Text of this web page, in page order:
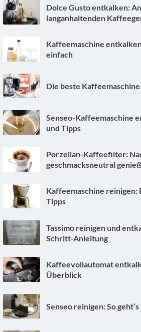
Dolce Gusto entkalken:
langanhaltenden
Kaffeemaschine
einfach
Die beste Kaffeemaschine
Senseo-Kaffeemaschine
und Tipps
Porzellan-Kaffeefilter:
geschmacksneutral
Kaffeemaschine reinigen:
Tipps
Tassimo reinigen und
Schritt-Anleitung
Kaffeevollautomat
Überblick
Senseo reinigen: So